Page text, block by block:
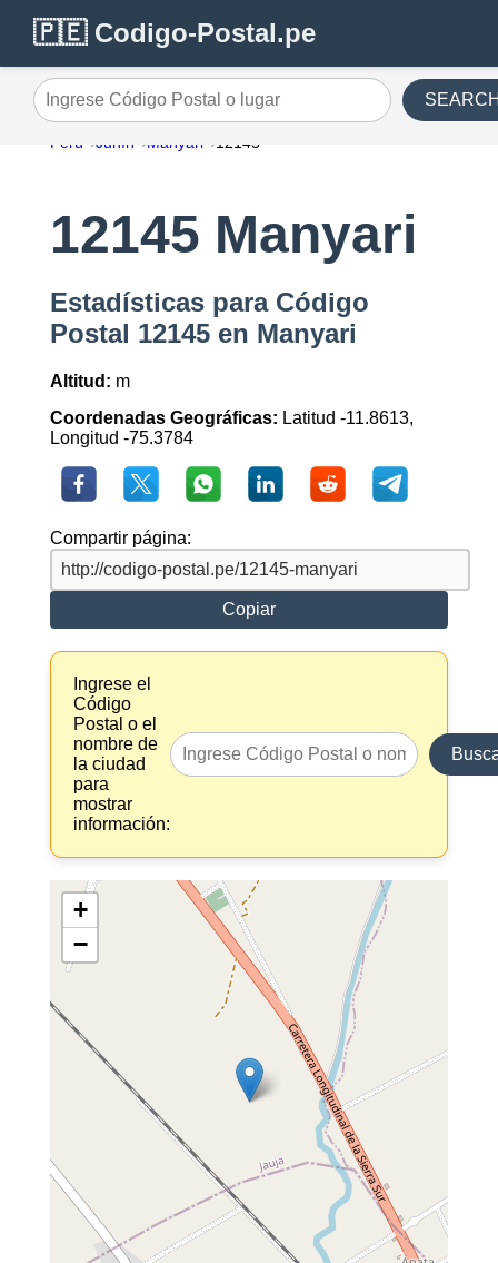
🇵🇪 Codigo-Postal.pe
Ingrese Código Postal o lugar
Perú Junín Manyari 12145
12145 Manyari
Estadísticas para Código
Postal 12145 en Manyari
Altitud: m
Coordenadas Geográficas: Latitud -11.8613,
Longitud -75.3784
Compartir página:
Copiar
Ingrese el
Código
Postal o el
nombre de
la ciudad
para
mostrar
información:
+
−